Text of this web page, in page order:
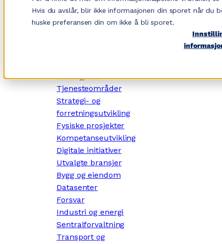
Hvis du avslår, blir ikke informasjonen din sporet når
huske preferansen din om ikke å bli sporet.
Dette gjør vi
Tjenesteområder
Strategi- og
forretningsutvikling
Fysiske prosjekter
Kompetanseutvikling
Digitale initiativer
Utvalgte bransjer
Bygg og eiendom
Datasenter
Forsvar
Industri og energi
Sentralforvaltning
Transport og